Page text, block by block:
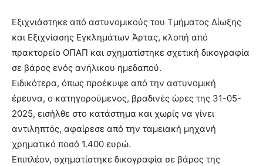
Εξιχνιάστηκε από αστυνομικούς του Τμήματος Δίωξης
και Εξιχνίασης Εγκλημάτων Άρτας, κλοπή από
πρακτορείο ΟΠΑΠ και σχηματίστηκε σχετική δικογραφία
σε βάρος ενός ανήλικου ημεδαπού.
Ειδικότερα, όπως προέκυψε από την αστυνομική
έρευνα, ο κατηγορούμενος, βραδινές ώρες της 31-05-
2025, εισήλθε στο κατάστημα και χωρίς να γίνει
αντιληπτός, αφαίρεσε από την ταμειακή μηχανή
χρηματικό ποσό 1.400 ευρώ.
Επιπλέον, σχηματίστηκε δικογραφία σε βάρος της